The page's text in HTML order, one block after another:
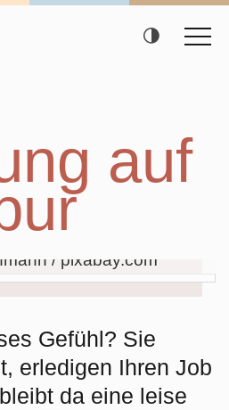
auf
/ pixabay.com
Gefühl? Sie
erledigen Ihren Job
da eine leise